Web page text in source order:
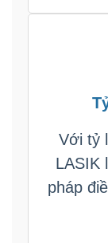
Với tỷ
LASIK
pháp